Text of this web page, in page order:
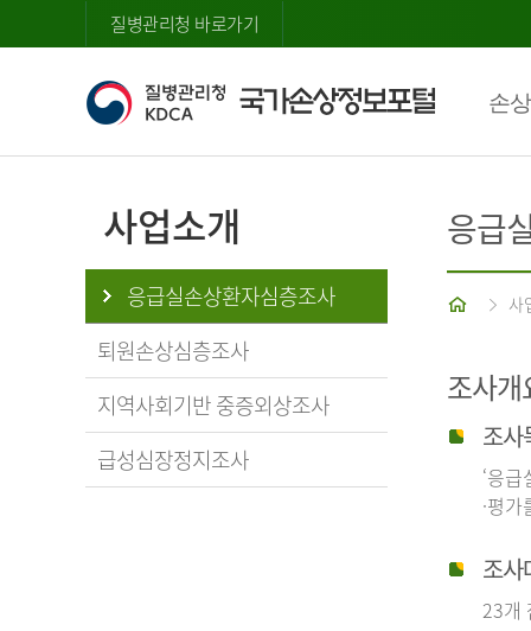
질병관리청 바로가기
손
사업소개
응급실손상환자심층조사
퇴원손상심층조사
지역사회기반 중증외상조사
급성심장정지조사
응급
홈 사
조사개
조사
‘응
·평
조사
23개